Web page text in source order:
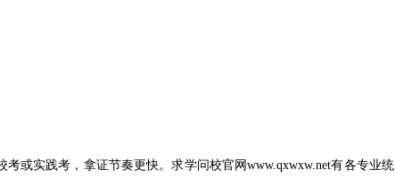
或实践考，拿证节奏更快。求学问校官网www.qxwxw.net有各专业统